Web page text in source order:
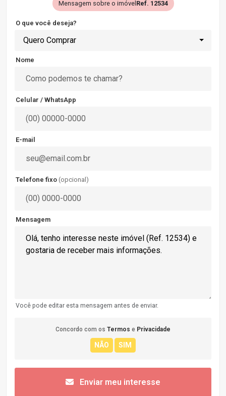
Mensagem sobre o imóvel Ref. 12534
O que você deseja?
Quero Comprar
Nome
Celular / WhatsApp
E-mail
Telefone fixo (opcional)
Mensagem
Você pode editar esta mensagem antes de enviar.
Concordo com os Termos e Privacidade
Enviar meu interesse